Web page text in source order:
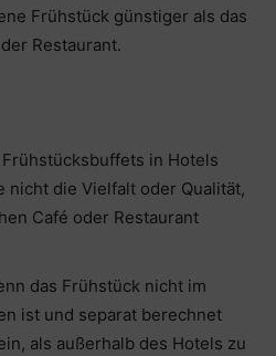
Frühstück günstiger als das
Restaurant.
in Hotels
nicht die Vielfalt oder Qualität,
Café oder Restaurant
das Frühstück nicht im
ist und separat berechnet
als außerhalb des Hotels zu